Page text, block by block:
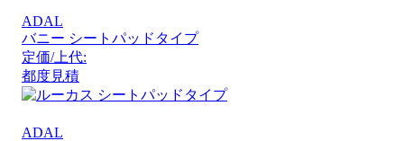
ADAL
バニー シートパッドタイプ
定価/上代:
都度見積
ADAL